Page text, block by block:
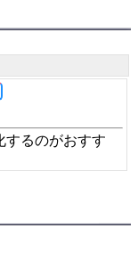
するのがおすす